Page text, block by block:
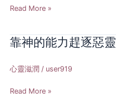
神
(馬
太
音
5;
Read More »
靠神的能力趕逐惡靈
心靈滋潤 / user919
靠
的
力
Read More »